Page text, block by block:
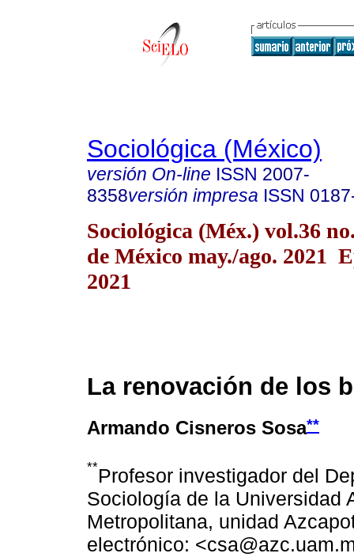
Sociológica (México)
versión On-line ISSN 2007-
8358versión impresa ISSN
Sociológica (Méx.) vol.36
de México may./ago. 2021
2021
La renovación de los
Armando Cisneros Sosa**
**Profesor investigador del
Sociología de la Universidad
Metropolitana, unidad
electrónico: